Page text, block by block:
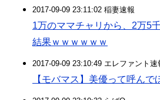
2017-09-09 23:11:02 稲妻速報
1万のママチャリから、2万5
結果ｗｗｗｗｗｗ
2017-09-09 23:10:49 エレファント
【モバマス】美優って呼んで